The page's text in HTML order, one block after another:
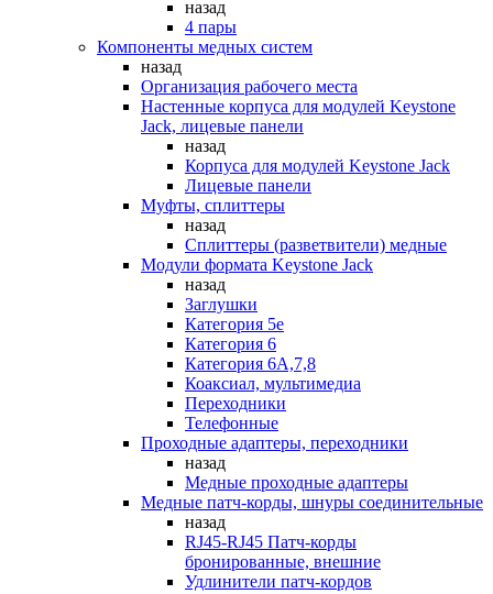
назад
4 пары
Компоненты медных систем
назад
Организация рабочего места
Настенные корпуса для модулей Keystone
Jack, лицевые панели
назад
Корпуса для модулей Keystone Jack
Лицевые панели
Муфты, сплиттеры
назад
Сплиттеры (разветвители) медные
Модули формата Keystone Jack
назад
Заглушки
Категория 5е
Категория 6
Категория 6А,7,8
Коаксиал, мультимедиа
Переходники
Телефонные
Проходные адаптеры, переходники
назад
Медные проходные адаптеры
Медные патч-корды, шнуры соединительные
назад
RJ45-RJ45 Патч-корды
бронированные, внешние
Удлинители патч-кордов